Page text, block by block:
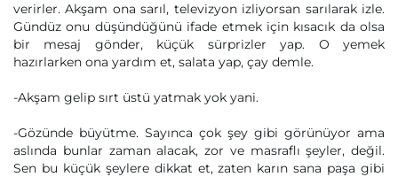
verirler. Akşam ona sarıl, televizyon izliyorsan sarılarak izle.
Gündüz onu düşündüğünü ifade etmek için kısacık da olsa
bir mesaj gönder, küçük sürprizler yap. O yemek
hazırlarken ona yardım et, salata yap, çay demle.
-Akşam gelip sırt üstü yatmak yok yani.
-Gözünde büyütme. Sayınca çok şey gibi görünüyor ama
aslında bunlar zaman alacak, zor ve masraflı şeyler, değil.
Sen bu küçük şeylere dikkat et, zaten karın sana paşa gibi